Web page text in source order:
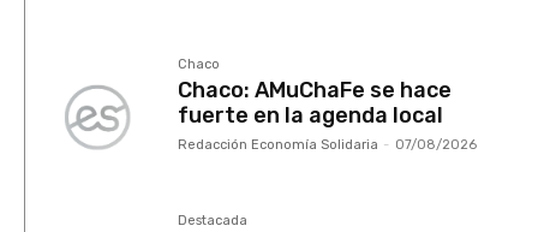
Chaco
Chaco: AMuChaFe se hace
fuerte en la agenda local
Redacción Economía Solidaria - 07/08/2026
Destacada